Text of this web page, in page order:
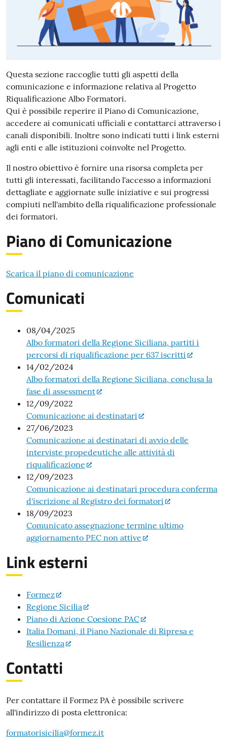
Questa sezione raccoglie tutti gli aspetti della
comunicazione e informazione relativa al Progetto
Riqualificazione Albo Formatori.
Qui è possibile reperire il Piano di Comunicazione,
accedere ai comunicati ufficiali e contattarci attraverso i
canali disponibili. Inoltre sono indicati tutti i link esterni
agli enti e alle istituzioni coinvolte nel Progetto.
Il nostro obiettivo è fornire una risorsa completa per
tutti gli interessati, facilitando l'accesso a informazioni
dettagliate e aggiornate sulle iniziative e sui progressi
compiuti nell'ambito della riqualificazione professionale
dei formatori.
Piano di Comunicazione
Scarica il piano di comunicazione
Comunicati
08/04/2025
Albo formatori della Regione Siciliana, partiti i
percorsi di riqualificazione per 637 iscritti
14/02/2024
Albo formatori della Regione Siciliana, conclusa la
fase di assessment
12/09/2022
Comunicazione ai destinatari
27/06/2023
Comunicazione ai destinatari di avvio delle
interviste propedeutiche alle attività di
riqualificazione
12/09/2023
Comunicazione ai destinatari procedura conferma
d'iscrizione al Registro dei formatori
18/09/2023
Comunicato assegnazione termine ultimo
aggiornamento PEC non attive
Link esterni
Formez
Regione Sicilia
Piano di Azione Coesione PAC
Italia Domani, il Piano Nazionale di Ripresa e
Resilienza
Contatti
Per contattare il Formez PA è possibile scrivere
all'indirizzo di posta elettronica:
formatorisicilia@formez.it